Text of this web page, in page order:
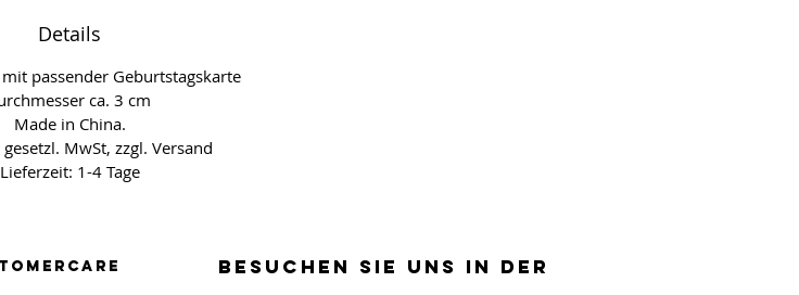
Details
passender Geburtstagskarte
ca. 3 cm
Made in China.
MwSt, zzgl. Versand
Lieferzeit: 1-4 Tage
BESUCHEN SIE UNS IN DER
BESUCHEN SIE UNS IN DER